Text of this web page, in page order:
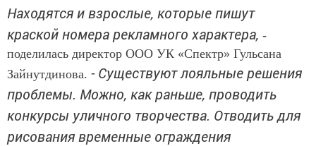
Находятся и взрослые, которые пишут
краской номера рекламного характера, -
поделилась директор ООО УК «Спектр» Гульсана
Зайнутдинова. - Существуют лояльные решения
проблемы. Можно, как раньше, проводить
конкурсы уличного творчества. Отводить для
рисования временные ограждения